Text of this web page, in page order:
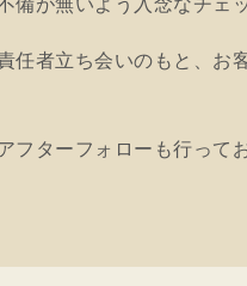
備が無いよう入念なチェ
任者立ち会いのもと、お
フターフォローも行って